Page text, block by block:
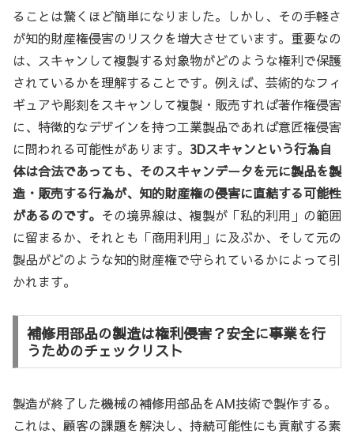
ることは驚くほど簡単になりました。しかし、その手軽さ
が知的財産権侵害のリスクを増大させています。重要なの
は、スキャンして複製する対象物がどのような権利で保護
されているかを理解することです。例えば、芸術的なフィ
ギュアや彫刻をスキャンして複製・販売すれば著作権侵害
に、特徴的なデザインを持つ工業製品であれば意匠権侵害
に問われる可能性があります。 3Dスキャンという行為自
体は合法であっても、そのスキャンデータを元に製品を製
造・販売する行為が、知的財産権の侵害に直結する可能性
があるのです。 その境界線は、複製が「私的利用」の範囲
に留まるか、それとも「商用利用」に及ぶか、そして元の
製品がどのような知的財産権で守られているかによって引
かれます。
補修用部品の製造は権利侵害？安全に事業を行
うためのチェックリスト
製造が終了した機械の補修用部品をAM技術で製作する。
これは、顧客の課題を解決し、持続可能性にも貢献する素